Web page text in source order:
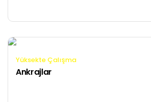
Yüksekte Çalışma
Ankrajlar